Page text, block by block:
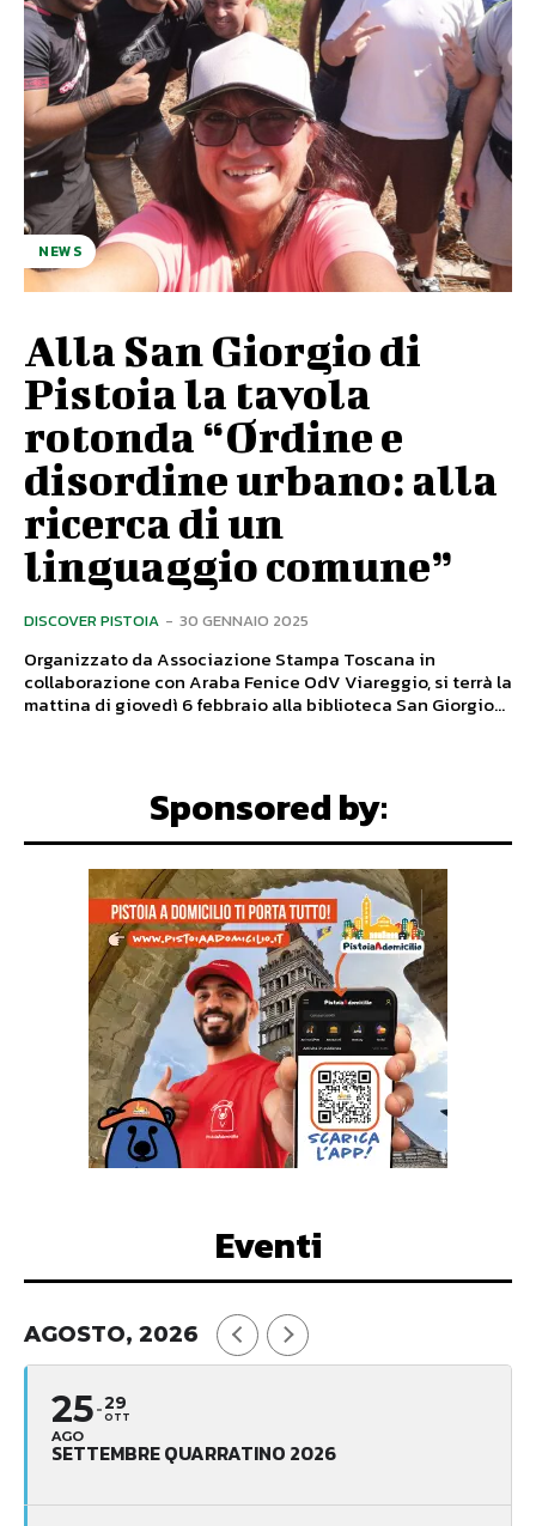
NEWS
Alla San Giorgio di
Pistoia la tavola
rotonda “Ordine e
disordine urbano: alla
ricerca di un
linguaggio comune”
DISCOVER PISTOIA - 30 GENNAIO 2025
Organizzato da Associazione Stampa Toscana in
collaborazione con Araba Fenice OdV Viareggio, si terrà la
mattina di giovedì 6 febbraio alla biblioteca San Giorgio...
Sponsored by:
Eventi
AGOSTO, 2026
25
AGO
29
OTT
SETTEMBRE QUARRATINO 2026